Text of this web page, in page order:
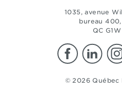
1035, avenue
bureau
QC
© 2026 Québec